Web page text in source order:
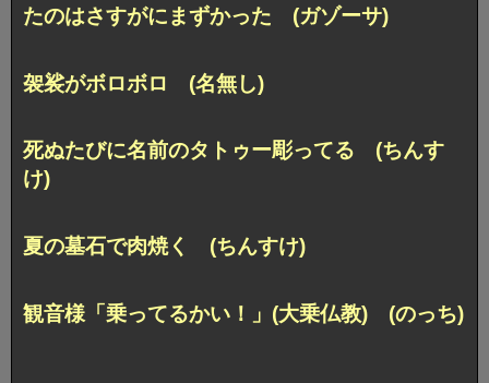
たのはさすがにまずかった (ガゾーサ)
袈裟がボロボロ (名無し)
死ぬたびに名前のタトゥー彫ってる (ちんす
け)
夏の墓石で肉焼く (ちんすけ)
観音様「乗ってるかい！」(大乗仏教) (のっち)